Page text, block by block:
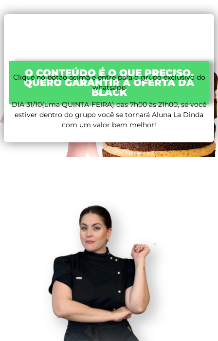
O CONTEÚDO É O QUE PRECISO,
QUERO GARANTIR A OFERTA DA
BLACK
Clique no botão acima e entre para o grupo exclusivo do
whatsapp
DIA 31/10(uma QUINTA-FEIRA) das 7h00 às 21h00, se você
estiver dentro do grupo você se tornará Aluna La Dinda
com um valor bem melhor!